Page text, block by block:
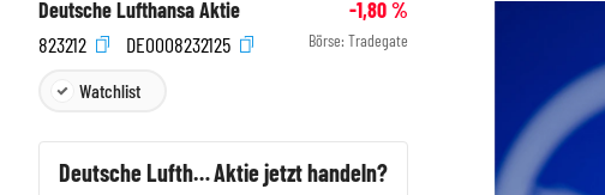
Deutsche Lufthansa Aktie
-1,80%
823212
DE0008232125 Börse: Tradegate
Watchlist
Deutsche LufthansaAktie jetzt handeln?